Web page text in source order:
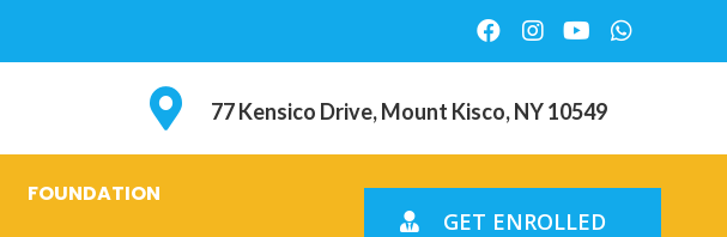
77 Kensico Drive, Mount Kisco, NY 10549
FOUNDATION
GET ENROLLED